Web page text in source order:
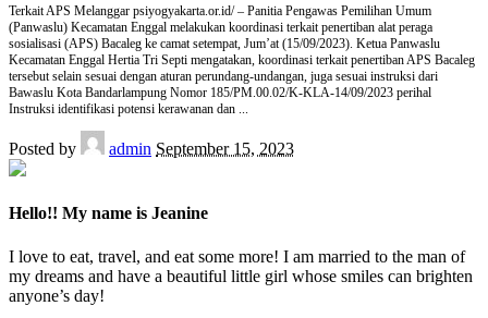
Terkait APS Melanggar psiyogyakarta.or.id/ – Panitia Pengawas Pemilihan Umum
(Panwaslu) Kecamatan Enggal melakukan koordinasi terkait penertiban alat peraga
sosialisasi (APS) Bacaleg ke camat setempat, Jum’at (15/09/2023). Ketua Panwaslu
Kecamatan Enggal Hertia Tri Septi mengatakan, koordinasi terkait penertiban APS Bacaleg
tersebut selain sesuai dengan aturan perundang-undangan, juga sesuai instruksi dari
Bawaslu Kota Bandarlampung Nomor 185/PM.00.02/K-KLA-14/09/2023 perihal
Instruksi identifikasi potensi kerawanan dan ...
Posted by admin September 15, 2023
Hello!! My name is Jeanine
I love to eat, travel, and eat some more! I am married to the man of
my dreams and have a beautiful little girl whose smiles can brighten
anyone’s day!